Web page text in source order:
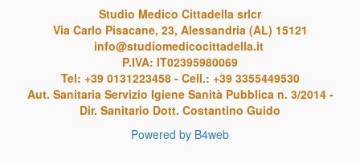
Studio Medico Cittadella srlcr
Via Carlo Pisacane, 23, Alessandria (AL) 15121
info@studiomedicocittadella.it
P.IVA: IT02395980069
Tel: +39 0131223458 - Cell.: +39 3355449530
Aut. Sanitaria Servizio Igiene Sanità Pubblica n. 3/2014 -
Dir. Sanitario Dott. Costantino Guido
Powered by B4web